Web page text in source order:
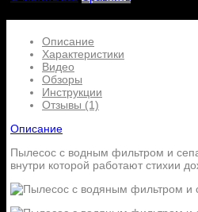
Описание
Характеристики
Видео
Обзоры
Инструкции
Отзывы (1)
Описание
Пылесос с водным фильтром и
внутри которой работают стихии